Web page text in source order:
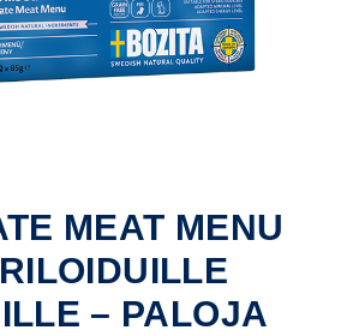
MEAT MENU
– PALOJA